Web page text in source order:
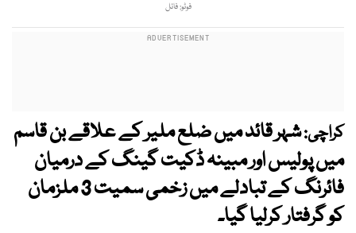
فوٹو: فائل
کراچی:شہر قائد میں ضلع ملیر کے علاقے بن قاسم
میں پولیس اور مبینہ ڈکیت گینگ کے درمیان
فائرنگ کے تبادلے میں زخمی سمیت 3 ملزمان
کو گرفتار کرلیا گیا۔